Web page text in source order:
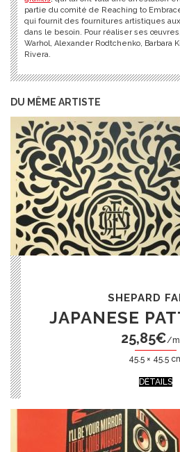
partie du comité de Reaching to
qui fournit des fournitures artistiques
dans le besoin. Pour réaliser ses œuvres,
Warhol, Alexander Rodtchenko, Barbara
Rivera.
DU MÊME ARTISTE
SHEPARD
JAPANESE
25,85€/
45.5 × 45.5
DÉTAILS